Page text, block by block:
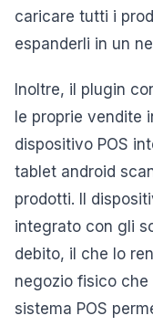
caricare tutti i
espanderli in un
Inoltre, il plugin
le proprie vendite
dispositivo POS
tablet android
prodotti. Il
integrato con gli
debito, il che lo
negozio fisico che
sistema POS